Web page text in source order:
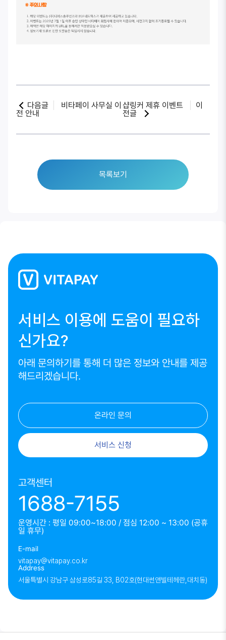
다음글
비타페이 사무실 이
전 안내
샵링커 제휴 이벤트
이
전글
목록보기
서비스 이용에 도움이 필요하
신가요?
아래 문의하기를 통해 더 많은 정보와 안내를 제공
해드리겠습니다.
온라인 문의
서비스 신청
고객센터
1688-7155
운영시간 : 평일 09:00~18:00 / 점심 12:00 ~ 13:00 (공휴
일 휴무)
E-mail
vitapay@vitapay.co.kr
Address
서울특별시 강남구 삼성로85길 33, B02호(현대썬앤빌테헤란,대치동)